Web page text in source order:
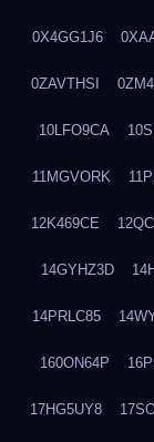
0X4GG1J6
0ZAVTHSI
10LFO9CA
11MGVORK
12K469CE
14GYHZ3D
14PRLC85
160ON64P
17HG5UY8